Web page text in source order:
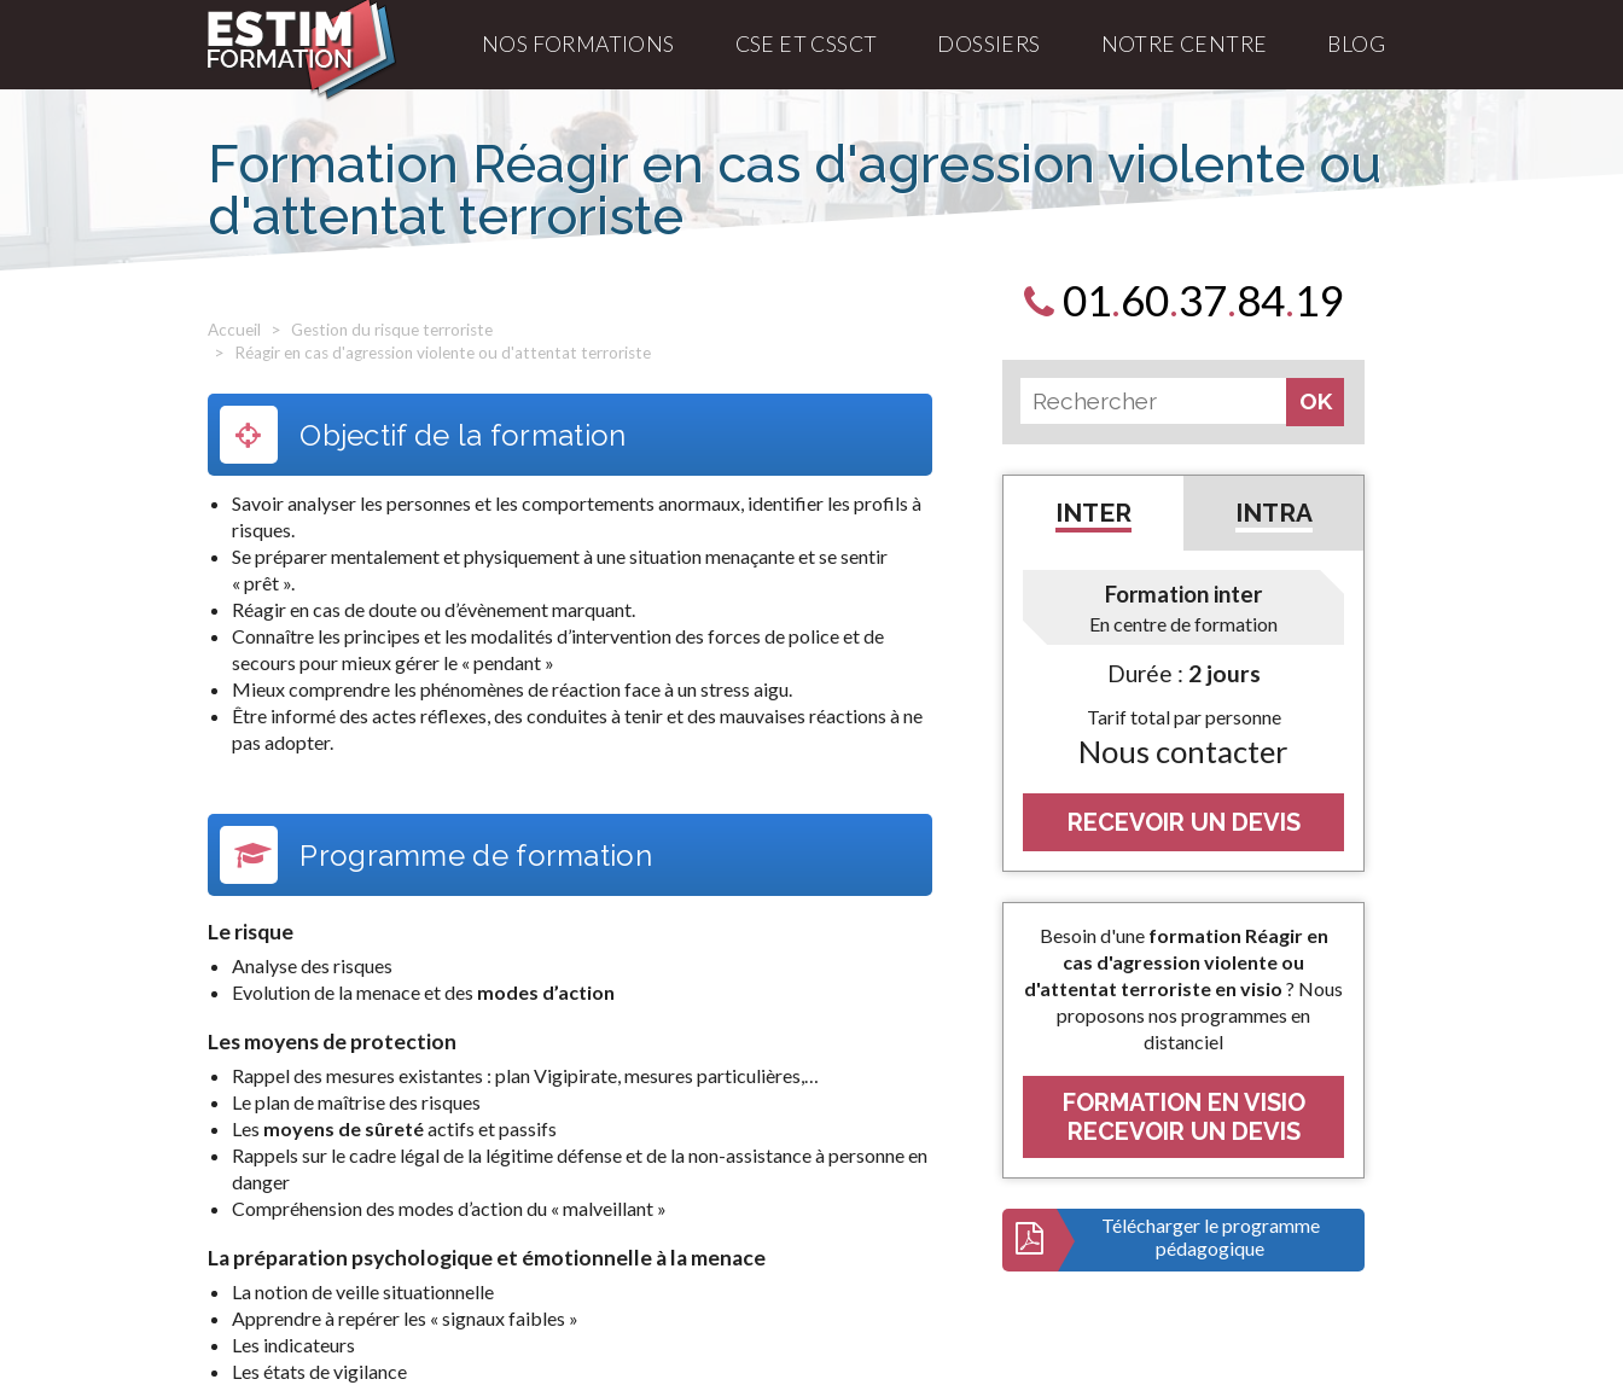
NOS FORMATIONS CSE ET CSSCT DOSSIERS NOTRE CENTRE BLOG
Formation Réagir en cas d'agression violente ou
d'attentat terroriste
Accueil
Gestion du risque terroriste
Réagir en cas d'agression violente ou d'attentat terroriste
Objectif de la formation
Savoir analyser les personnes et les comportements anormaux, identifier les profils à
risques.
Se préparer mentalement et physiquement à une situation menaçante et se sentir
« prêt ».
Réagir en cas de doute ou d’évènement marquant.
Connaître les principes et les modalités d’intervention des forces de police et de
secours pour mieux gérer le « pendant »
Mieux comprendre les phénomènes de réaction face à un stress aigu.
Être informé des actes réflexes, des conduites à tenir et des mauvaises réactions à ne
pas adopter.
Programme de formation
Le risque
Analyse des risques
Evolution de la menace et des modes d’action
Les moyens de protection
Rappel des mesures existantes : plan Vigipirate, mesures particulières,…
Le plan de maîtrise des risques
Les moyens de sûretéactifs et passifs
Rappels sur le cadre légal de la légitime défense et de la non-assistance à personne en
danger
Compréhension des modes d’action du « malveillant »
La préparation psychologique et émotionnelleà la menace
La notion de veille situationnelle
Apprendre à repérer les « signaux faibles »
Les indicateurs
Les états de vigilance
01.60.37.84.19
INTER INTRA
Formation inter
En centre de formation
Durée : 2 jours
Tarif total par personne
Nous contacter
RECEVOIR UN DEVIS
Besoin d'une formation Réagir en
cas d'agression violente ou
d'attentat terroriste en visio ? Nous
proposons nos programmes en
distanciel
FORMATION EN VISIO
RECEVOIR UN DEVIS
Télécharger le programme
pédagogique